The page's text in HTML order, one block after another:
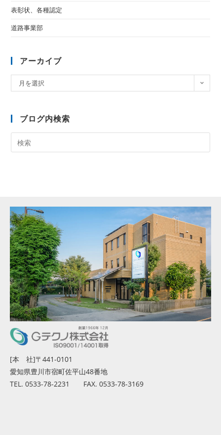
表彰状、各種認定
道路事業部
アーカイブ
月を選択
ブログ内検索
[本 社]〒441-0101
愛知県豊川市宿町佐平山48番地
TEL. 0533-78-2231 FAX. 0533-78-3169